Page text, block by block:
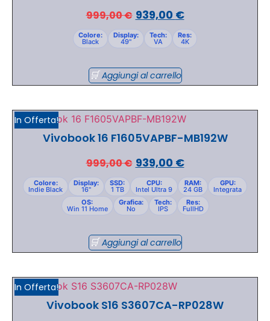
999,00€ 939,00 €
Colore:
Black
Display:
49"
Tech:
VA
Res:
4K
Aggiungi al carrello
In Offerta!
Vivobook 16 F1605VAPBF-MB192W
999,00€ 939,00 €
Colore:
Indie Black
Display:
16"
SSD:
1 TB
CPU:
Intel Ultra 9
RAM:
24 GB
GPU:
Integrata
OS:
Win 11 Home
Grafica:
No
Tech:
IPS
Res:
FullHD
Aggiungi al carrello
In Offerta!
Vivobook S16 S3607CA-RP028W